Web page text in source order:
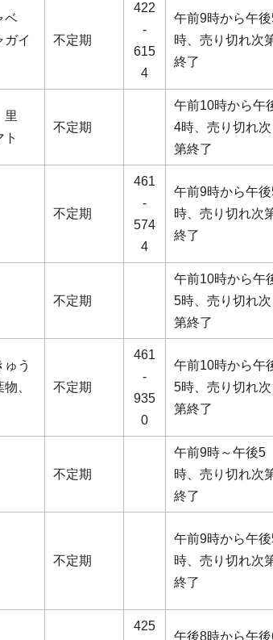
ベ
ガイ
不定期
422
-
615
4
午前9時から午
時、売り切れ次
終了
里
不定期
午前10時から午
4時、売り切れ次
第終了
不定期
461
-
574
4
午前9時から午
時、売り切れ次
終了
不定期
午前10時から午
5時、売り切れ次
第終了
う
、
不定期
461
-
935
0
午前10時から午
5時、売り切れ次
第終了
不定期
午前9時～午後5
時、売り切れ次
終了
不定期
午前9時から午
時、売り切れ次
終了
425
午後8時から午